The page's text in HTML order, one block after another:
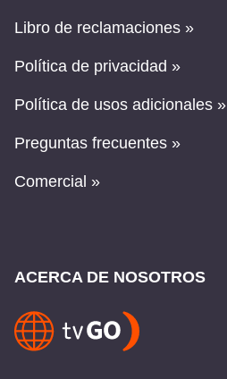
Libro de reclamaciones »
Política de privacidad »
Política de usos adicionales »
Preguntas frecuentes »
Comercial »
ACERCA DE NOSOTROS